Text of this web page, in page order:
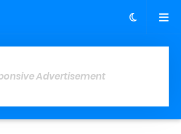
Advertisement